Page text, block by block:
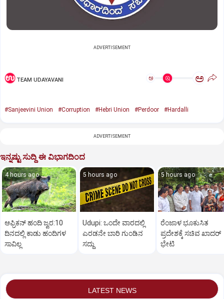
ADVERTISEMENT
TEAM UDAYAVANI ಅ ಅ
#Sanjeevini Union #Corruption #Hebri Union #Perdoor #Hardalli
ADVERTISEMENT
ಇನ್ನಷ್ಟು ಸುದ್ದಿ ಈ ವಿಭಾಗದಿಂದ
4 hours ago
ಆಫ್ರಿಕನ್‌ ಹಂದಿ ಜ್ವರ:10
ದಿನದಲ್ಲಿ ಕಾಡು ಹಂದಿಗಳ
ಸಾವಿಲ್ಲ
5 hours ago
Udupi: ಒಂದೇ ವಾರದಲ್ಲಿ
ಎರಡನೇ ಬಾರಿ ಗುಂಡಿನ
ಸದ್ದು
5 hours ago
ರೆಂಜಾಳ ಭೂಕುಸಿತ
ಪ್ರದೇಶಕ್ಕೆ ಸಚಿವ ಖಾದರ್‌
ಭೇಟಿ
LATEST NEWS